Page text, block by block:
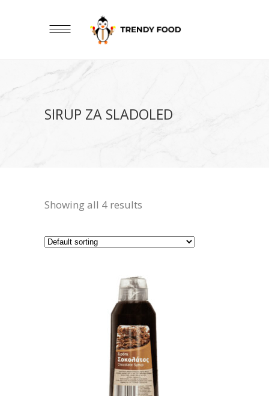
SIRUP ZA SLADOLED
Showing all 4 results
READ MORE